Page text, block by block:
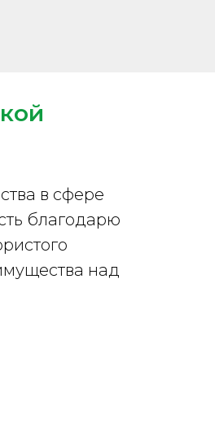
в сфере
благодарю
над